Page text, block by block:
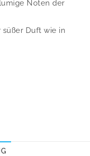
Noten der
süßer Duft wie in